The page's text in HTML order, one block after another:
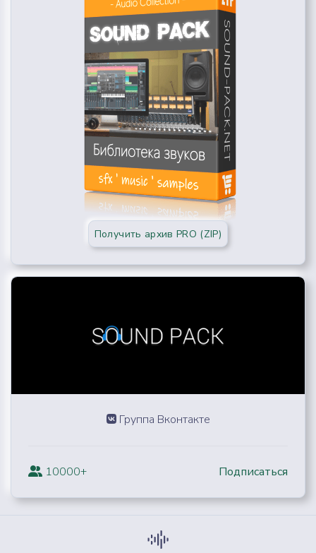
Получить архив PRO (ZIP)
Группа Вконтакте
10000+ Подписаться